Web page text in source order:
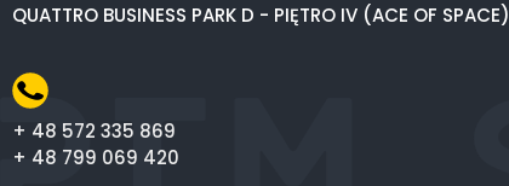
QUATTRO BUSINESS PARK D - PIĘTRO IV (ACE OF SPACE)
+ 48 572 335 869
+ 48 799 069 420